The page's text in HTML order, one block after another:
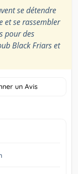
se détendre
et se rassembler
pour des
Black Friars et
un Avis